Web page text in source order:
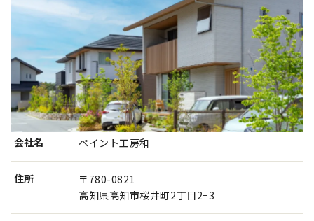
会社名 ペイント工房和
住所
〒780-0821
高知県高知市桜井町2丁目2−3